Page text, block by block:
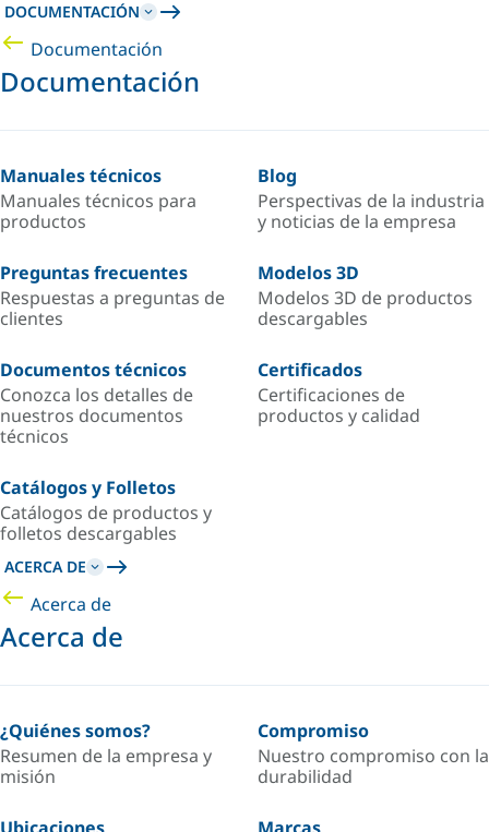
DOCUMENTACIÓN
Documentación
Documentación
Manuales técnicos
Manuales técnicos para
productos
Blog
Perspectivas de la industria
y noticias de la empresa
Preguntas frecuentes
Respuestas a preguntas de
clientes
Modelos 3D
Modelos 3D de productos
descargables
Documentos técnicos
Conozca los detalles de
nuestros documentos
técnicos
Certificados
Certificaciones de
productos y calidad
Catálogos y Folletos
Catálogos de productos y
folletos descargables
ACERCA DE
Acerca de
Acerca de
¿Quiénes somos?
Resumen de la empresa y
misión
Compromiso
Nuestro compromiso con la
durabilidad